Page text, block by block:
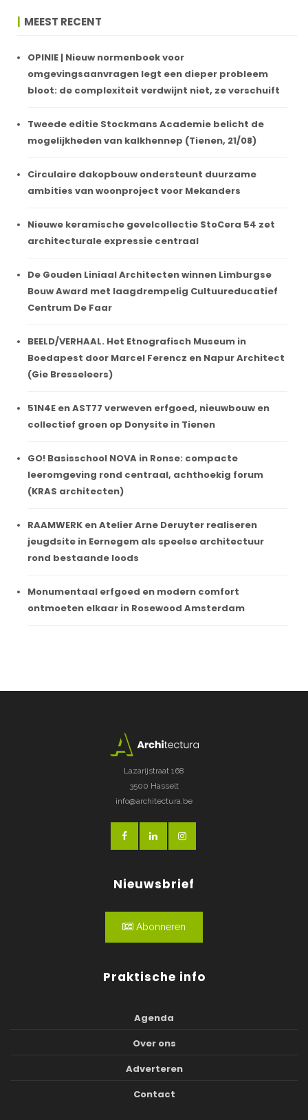
MEEST RECENT
OPINIE | Nieuw normenboek voor
omgevingsaanvragen legt een dieper probleem
bloot: de complexiteit verdwijnt niet, ze verschuift
Tweede editie Stockmans Academie belicht de
mogelijkheden van kalkhennep (Tienen, 21/08)
Circulaire dakopbouw ondersteunt duurzame
ambities van woonproject voor Mekanders
Nieuwe keramische gevelcollectie StoCera 54 zet
architecturale expressie centraal
De Gouden Liniaal Architecten winnen Limburgse
Bouw Award met laagdrempelig Cultuureducatief
Centrum De Faar
BEELD/VERHAAL. Het Etnografisch Museum in
Boedapest door Marcel Ferencz en Napur Architect
(Gie Bresseleers)
51N4E en AST77 verweven erfgoed, nieuwbouw en
collectief groen op Donysite in Tienen
GO! Basisschool NOVA in Ronse: compacte
leeromgeving rond centraal, achthoekig forum
(KRAS architecten)
RAAMWERK en Atelier Arne Deruyter realiseren
jeugdsite in Eernegem als speelse architectuur
rond bestaande loods
Monumentaal erfgoed en modern comfort
ontmoeten elkaar in Rosewood Amsterdam
Lazarijstraat 168
3500 Hasselt
info@architectura.be
Nieuwsbrief
Abonneren
Praktische info
Agenda
Over ons
Adverteren
Contact